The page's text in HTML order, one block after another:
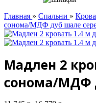
Главная » Спальни »
сонома/МДФ дуб шале
Мадлен 2
сонома/МДФ